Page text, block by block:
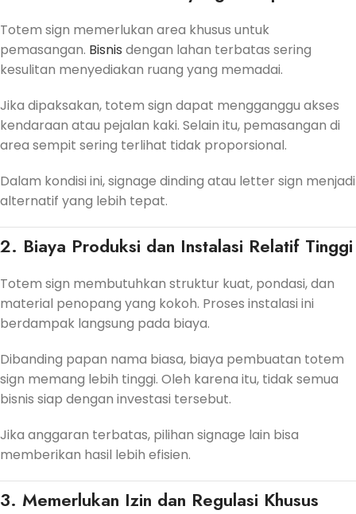
Totem sign memerlukan area khusus untuk
pemasangan. Bisnis dengan lahan terbatas sering
kesulitan menyediakan ruang yang memadai.
Jika dipaksakan, totem sign dapat mengganggu akses
kendaraan atau pejalan kaki. Selain itu, pemasangan di
area sempit sering terlihat tidak proporsional.
Dalam kondisi ini, signage dinding atau letter sign menjadi
alternatif yang lebih tepat.
2. Biaya Produksi dan Instalasi Relatif Tinggi
Totem sign membutuhkan struktur kuat, pondasi, dan
material penopang yang kokoh. Proses instalasi ini
berdampak langsung pada biaya.
Dibanding papan nama biasa, biaya pembuatan totem
sign memang lebih tinggi. Oleh karena itu, tidak semua
bisnis siap dengan investasi tersebut.
Jika anggaran terbatas, pilihan signage lain bisa
memberikan hasil lebih efisien.
3. Memerlukan Izin dan Regulasi Khusus